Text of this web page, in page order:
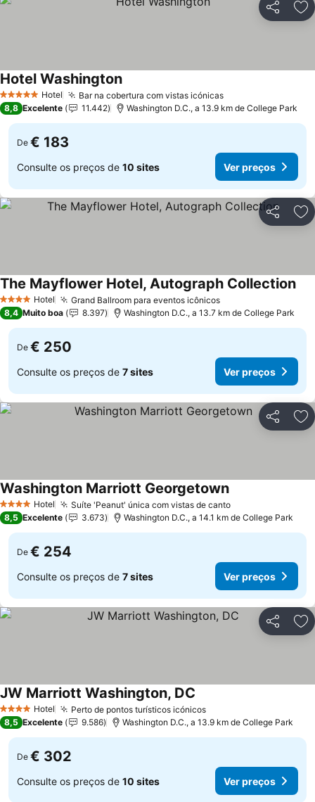
Partilhar
5 Estrelas Hotel Bar na cobertura com vistas icónicasVer preços
Hotel WashingtonVer preços
8,8 Excelente 11.442 Washington D.C., a 13.9 km de College Park
De € 183
Consulte os preços de 10 sites Ver preços
Partilhar
4 EstrelasHotel Grand Ballroom para eventos icônicosVer preços
The Mayflower Hotel, Autograph Collection
8,4 Muito boa 8.397 Washington D.C., a 13.7 km de College Park
De € 250
Consulte os preços de 7 sites Ver preços
Partilhar
4 EstrelasHotel Suíte 'Peanut' única com vistas de cantoVer preços
Washington Marriott GeorgetownVer preços
8,5 Excelente 3.673 Washington D.C., a 14.1 km de College Park
De € 254
Consulte os preços de 7 sites Ver preços
Partilhar
4 EstrelasHotel Perto de pontos turísticos icónicosVer preços
JW Marriott Washington, DC
8,5 Excelente 9.586 Washington D.C., a 13.9 km de College Park
De € 302
Consulte os preços de 10 sites Ver preços